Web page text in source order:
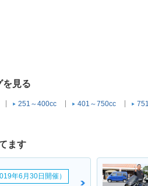
を見る
251～400cc 401～750cc
ます
年6月30日開催）